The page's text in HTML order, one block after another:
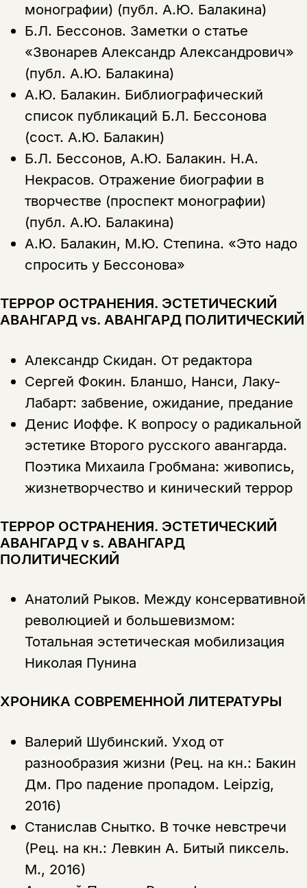
монографии) (публ. А.Ю. Балакина)
Б.Л. Бессонов. Заметки о статье
«Звонарев Александр Александрович»
(публ. А.Ю. Балакина)
А.Ю. Балакин. Библиографический
список публикаций Б.Л. Бессонова
(сост. А.Ю. Балакин)
Б.Л. Бессонов, А.Ю. Балакин. Н.А.
Некрасов. Отражение биографии в
творчестве (проспект монографии)
(публ. А.Ю. Балакина)
А.Ю. Балакин, М.Ю. Степина. «Это надо
спросить у Бессонова»
ТЕРРОР ОСТРАНЕНИЯ. ЭСТЕТИЧЕСКИЙ
АВАНГАРД vs. АВАНГАРД ПОЛИТИЧЕСКИЙ
Александр Скидан. От редактора
Сергей Фокин. Бланшо, Нанси, Лаку-
Лабарт: забвение, ожидание, предание
Денис Иоффе. К вопросу о радикальной
эстетике Второго русского авангарда.
Поэтика Михаила Гробмана: живопись,
жизнетворчество и кинический террор
ТЕРРОР ОСТРАНЕНИЯ. ЭСТЕТИЧЕСКИЙ
АВАНГАРД v s. АВАНГАРД
ПОЛИТИЧЕСКИЙ
Анатолий Рыков. Между консервативной
революцией и большевизмом:
Тотальная эстетическая мобилизация
Николая Пунина
ХРОНИКА СОВРЕМЕННОЙ ЛИТЕРАТУРЫ
Валерий Шубинский. Уход от
разнообразия жизни (Рец. на кн.: Бакин
Дм. Про падение пропадом. Leipzig,
2016)
Станислав Снытко. В точке невстречи
(Рец. на кн.: Левкин А. Битый пиксель.
М., 2016)
Копировать
ссылку
Вконтакте